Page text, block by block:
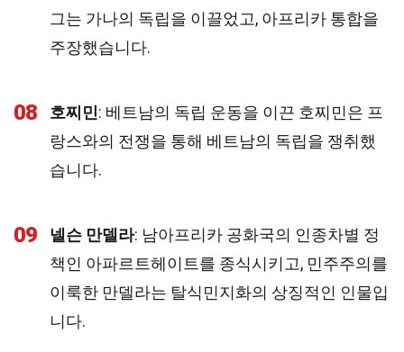
그는 가나의 독립을 이끌었고, 아프리카 통합을
주장했습니다.
08 호찌민: 베트남의 독립 운동을 이끈 호찌민은 프
랑스와의 전쟁을 통해 베트남의 독립을 쟁취했
습니다.
09 넬슨 만델라: 남아프리카 공화국의 인종차별 정
책인 아파르트헤이트를 종식시키고, 민주주의를
이룩한 만델라는 탈식민지화의 상징적인 인물입
니다.